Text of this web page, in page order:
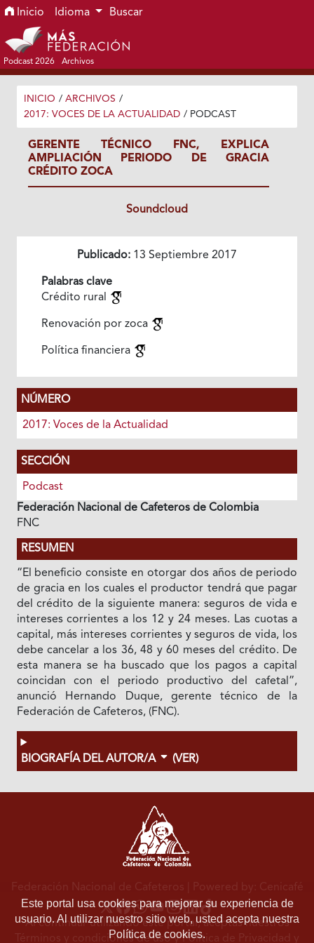
Ir al menú de navegación principal
Ir al contenido principal
Ir al pie de página del sitio
Inicio Idioma Buscar
Podcast 2026 Archivos
INICIO / ARCHIVOS /
2017: VOCES DE LA ACTUALIDAD / PODCAST
GERENTE TÉCNICO FNC, EXPLICA
AMPLIACIÓN PERIODO DE GRACIA
CRÉDITO ZOCA
Soundcloud
Publicado: 13 Septiembre 2017
Palabras clave
Crédito rural
Renovación por zoca
Política financiera
NÚMERO
2017: Voces de la Actualidad
SECCIÓN
Podcast
Federación Nacional de Cafeteros de Colombia
FNC
RESUMEN
“El beneficio consiste en otorgar dos años de periodo
de gracia en los cuales el productor tendrá que pagar
del crédito de la siguiente manera: seguros de vida e
intereses corrientes a los 12 y 24 meses. Las cuotas a
capital, más intereses corrientes y seguros de vida, los
debe cancelar a los 36, 48 y 60 meses del crédito. De
esta manera se ha buscado que los pagos a capital
coincidan con el periodo productivo del cafetal”,
anunció Hernando Duque, gerente técnico de la
Federación de Cafeteros, (FNC).
BIOGRAFÍA DEL AUTOR/A (VER)
Este portal usa cookies para mejorar su experiencia de
usuario. Al utilizar nuestro sitio web, usted acepta nuestra
Política de cookies.
Federación Nacional de Cafeteros | Powered by: Cenicafé
Al continuar utilizando este portal, aceptas nuestros
Términos y condiciones de usoyPolítica de Privacidad y